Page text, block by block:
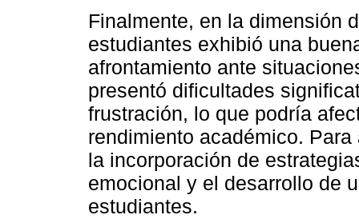
Finalmente, en la dimensión
estudiantes exhibió una
afrontamiento ante
presentó dificultades
frustración, lo que podría
rendimiento académico.
la incorporación de
emocional y el desarrollo de
estudiantes.